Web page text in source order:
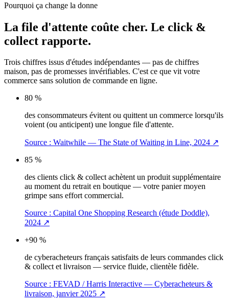
Pourquoi ça change la donne
La file d'attente coûte cher. Le click &
collect rapporte.
Trois chiffres issus d'études indépendantes — pas de chiffres
maison, pas de promesses invérifiables. C'est ce que vit votre
commerce sans solution de commande en ligne.
80 %
des consommateurs évitent ou quittent un commerce lorsqu'ils
voient (ou anticipent) une longue file d'attente.
Source : Waitwhile — The State of Waiting in Line, 2024 ↗
85 %
des clients click & collect achètent un produit supplémentaire
au moment du retrait en boutique — votre panier moyen
grimpe sans effort commercial.
Source : Capital One Shopping Research (étude Doddle),
2024 ↗
+90 %
de cyberacheteurs français satisfaits de leurs commandes click
& collect et livraison — service fluide, clientèle fidèle.
Source : FEVAD / Harris Interactive — Cyberacheteurs &
livraison, janvier 2025 ↗